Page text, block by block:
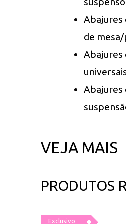
Abajures
de
Abajures
Abajures
VEJA MAIS
PRODUTOS
Exclusivo